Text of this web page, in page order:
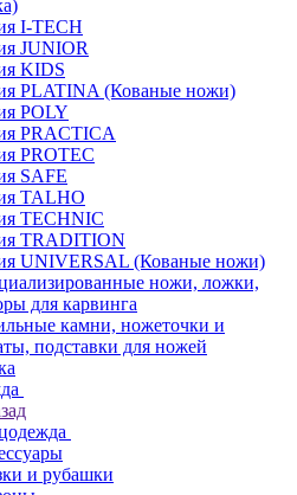
I-TECH
JUNIOR
KIDS
PLATINA (Кованые ножи)
POLY
PRACTICA
PROTEC
SAFE
TALHO
TECHNIC
TRADITION
UNIVERSAL (Кованые ножи)
ножи, ложки,
для карвинга
камни, ножеточки и
подставки для ножей
и рубашки